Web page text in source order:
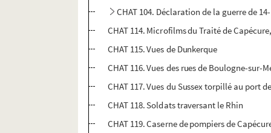
CHAT 104. Déclaration de la guerre de
CHAT 114. Microfilms du Traité de
CHAT 115. Vues de Dunkerque
CHAT 116. Vues des rues de Boulogne-
CHAT 117. Vues du Sussex torpillé au port
CHAT 118. Soldats traversant le Rhin
CHAT 119. Caserne de pompiers de